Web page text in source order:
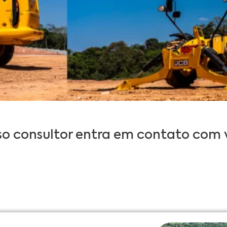
consultor entra em contato com